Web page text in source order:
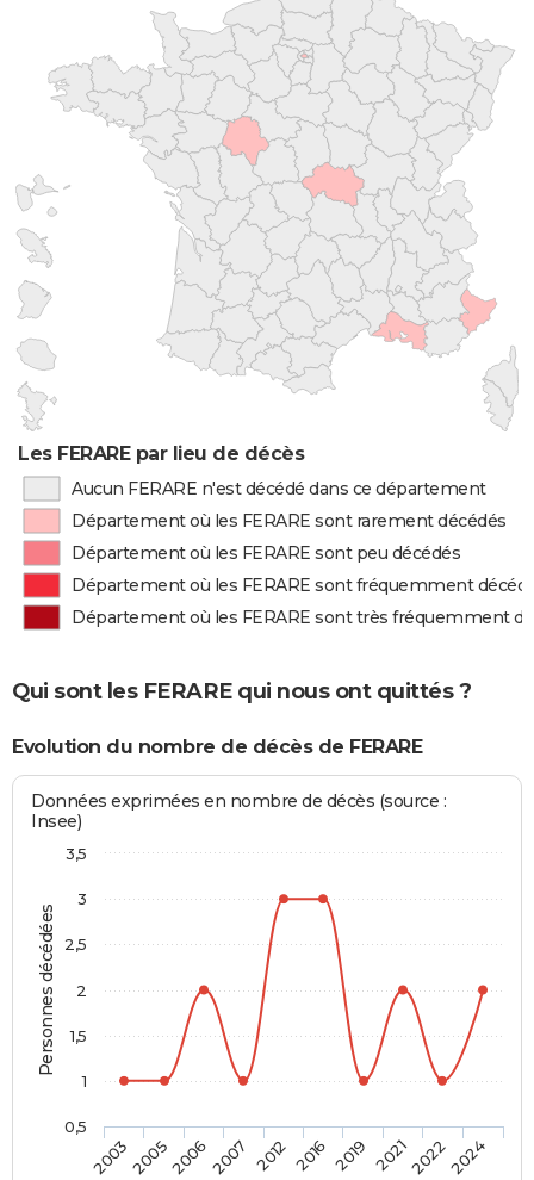
Les FERARE par lieu de décès
Aucun FERARE n'est décédé dans ce département
Département où les FERARE sont rarement décédés
Département où les FERARE sont peu décédés
Département où les FERARE sont fréquemment
Département où les FERARE sont très fréquemment
Qui sont les FERARE qui nous ont quittés ?
Evolution du nombre de décès de FERARE
Personnes décédées
Données exprimées en nombre de décès (source :
Insee)
2003200520062007 2012 2016 2019 202120222024
0,5
1
1,5
2
2,5
3
3,5